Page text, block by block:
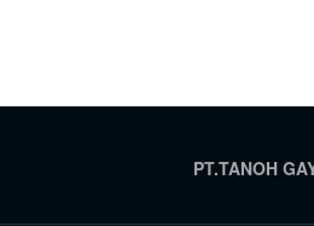
PT.TANOH